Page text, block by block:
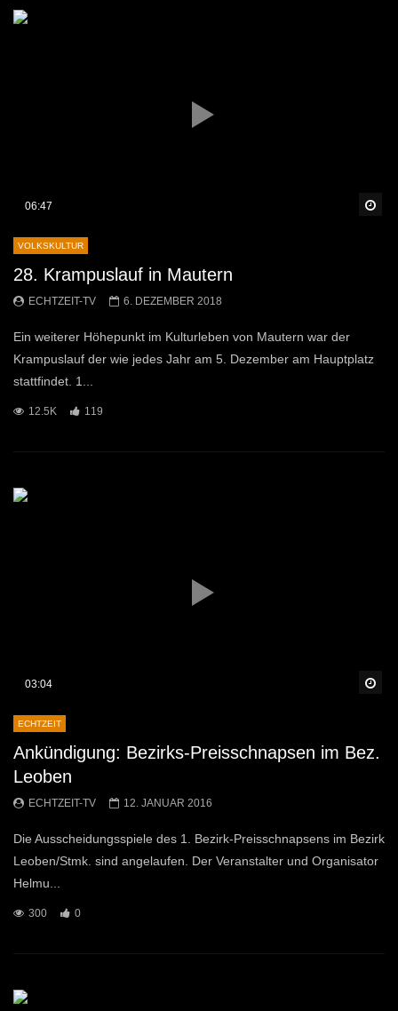
06:47
VOLKSKULTUR
28. Krampuslauf in Mautern
ECHTZEIT-TV 6. DEZEMBER 2018
Ein weiterer Höhepunkt im Kulturleben von Mautern war der
Krampuslauf der wie jedes Jahr am 5. Dezember am Hauptplatz
stattfindet. 1...
12.5K 119
03:04
ECHTZEIT
Ankündigung: Bezirks-Preisschnapsen im Bez.
Leoben
ECHTZEIT-TV 12. JANUAR 2016
Die Ausscheidungsspiele des 1. Bezirk-Preisschnapsens im Bezirk
Leoben/Stmk. sind angelaufen. Der Veranstalter und Organisator
Helmu...
300 0